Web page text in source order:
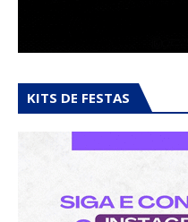
KITS DE FESTAS